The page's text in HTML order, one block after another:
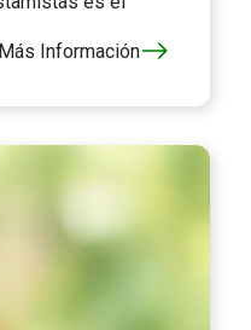
Más Información